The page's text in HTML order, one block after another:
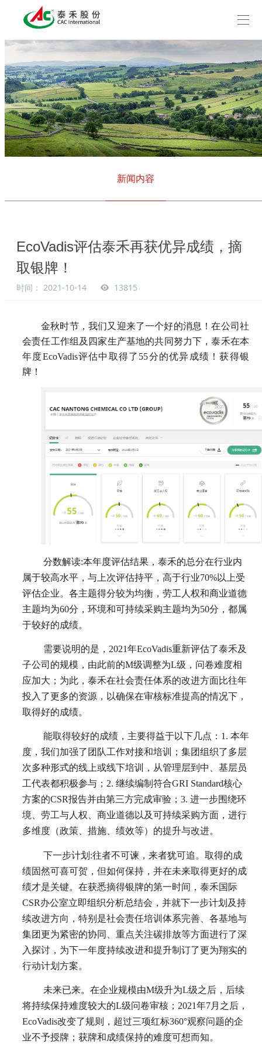
新闻内容
EcoVadis评估泰禾再获优异成绩，摘
取银牌！
时间： 2021-10-14 13815
金秋时节，我们又迎来了一个好的消息！在公司社
会责任工作组及四家生产基地的共同努力下，泰禾在本
年度EcoVadis评估中取得了55分的优异成绩！获得银
牌！
分数解读:本年度评估结果，泰禾的总分在行业内
属于较高水平，与上次评估持平，高于行业70%以上受
评估企业。各主题得分较为均衡，劳工人权和商业道德
主题均为60分，环境和可持续采购主题均为50分，都属
于较好的成绩。
需要说明的是，2021年EcoVadis重新评估了泰禾及
子公司的规模，由此前的M级调整为L级，问卷难度相
应加大；为此，泰禾在社会责任体系的改进方面比往年
投入了更多的资源，以确保在审核标准提高的情况下，
取得好的成绩。
能取得较好的成绩，主要得益于以下几点：1. 本年
度，我们加强了团队工作对接和培训；集团组织了多层
次多种形式的线上或线下培训，从管理层到中、基层员
工代表都积极参与；2. 继续编制符合GRI Standard核心
方案的CSR报告并由第三方完成审验；3. 进一步围绕环
境、劳工与人权、商业道德以及可持续采购方面，进行
多维度（政策、措施、绩效等）的提升与改进。
下一步计划:往者不可谏，来者犹可追。取得的成
绩固然可喜可贺，但如何保持，并在未来取得更好的成
绩才是关键。在获悉摘得银牌的第一时间，泰禾国际
CSR办公室立即组织分析总结会，并就下一步计划及持
续改进方向，特别是社会责任培训体系完善、各基地与
集团更为紧密的协同、重点关注碳排放等方面进行了深
入探讨，为下一年度持续改进和提升制订了更为翔实的
行动计划方案。
未来已来。在企业规模由M级升为L级之后，后续
将持续保持难度较大的L级问卷审核；2021年7月之后，
EcoVadis改变了规则，超过三项红标360°观察问题的企
业不予授牌；获牌和成绩保持的难度可想而知。